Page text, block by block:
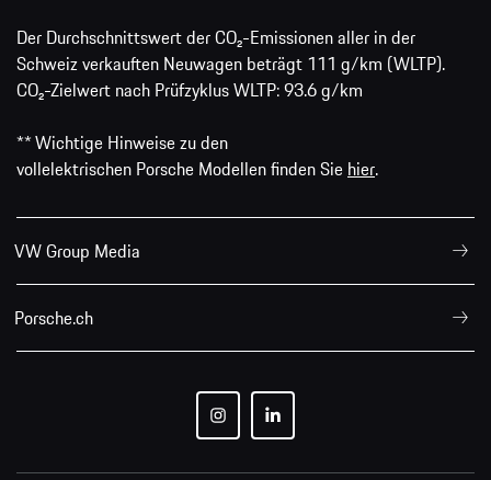
Der Durchschnittswert der CO₂-Emissionen aller in der
Schweiz verkauften Neuwagen beträgt 111 g/km (WLTP).
CO₂-Zielwert nach Prüfzyklus WLTP: 93.6 g/km
** Wichtige Hinweise zu den
vollelektrischen Porsche Modellen finden Sie hier.
VW Group Media
Porsche.ch